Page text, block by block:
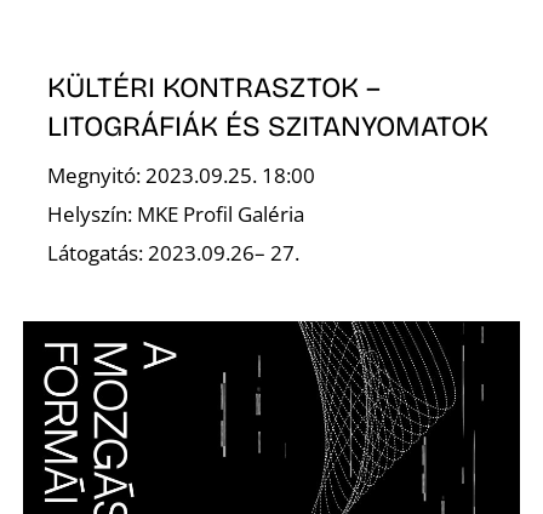
KÜLTÉRI KONTRASZTOK –
LITOGRÁFIÁK ÉS SZITANYOMATOK
Megnyitó: 2023.09.25. 18:00
Helyszín: MKE Profil Galéria
Látogatás: 2023.09.26– 27.